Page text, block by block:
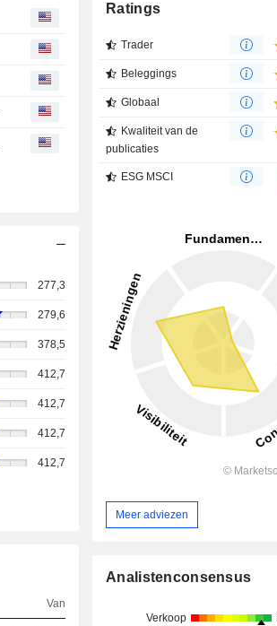
277,3
279,6
378,5
412,7
412,7
412,7
412,7
Van
Ratings
Trader
Beleggings
Globaal
Kwaliteit van de
publicaties
ESG MSCI
Meer adviezen
Analistenconsensus
Verkoop